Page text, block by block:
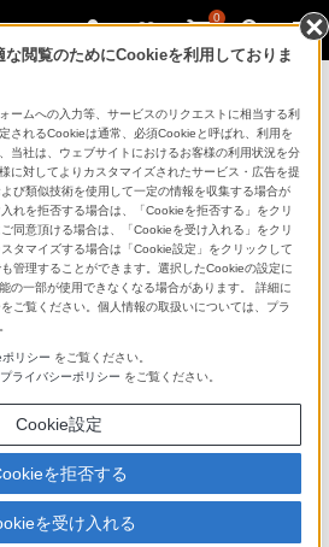
0
ご利用ガイド
ニーストアのご利用方法・サービ
内しております。
内
トア取次店）のご案内
ビス
、設置・設定サービスなど）
について
閲覧のためにCookieを利用しておりま
ームへの入力等、サービスのリクエストに相当する利
されるCookieは通常、必須Cookieと呼ばれ、利用を
当社は、ウェブサイトにおけるお客様の利用状況を分
に対してよりカスタマイズされたサービス・広告を提
び類似技術を使用して一定の情報を収集する場合が
れを拒否する場合は、「Cookieを拒否する」をクリ
同意頂ける場合は、「Cookieを受け入れる」をクリ
タマイズする場合は「Cookie設定」をクリックして
管理することができます。選択したCookieの設定に
の一部が使用できなくなる場合があります。 詳細に
ご覧ください。個人情報の取扱いについては、プラ
リシー をご覧ください。
プライバシーポリシー をご覧ください。
Cookie設定
を拒否する
を受け入れる